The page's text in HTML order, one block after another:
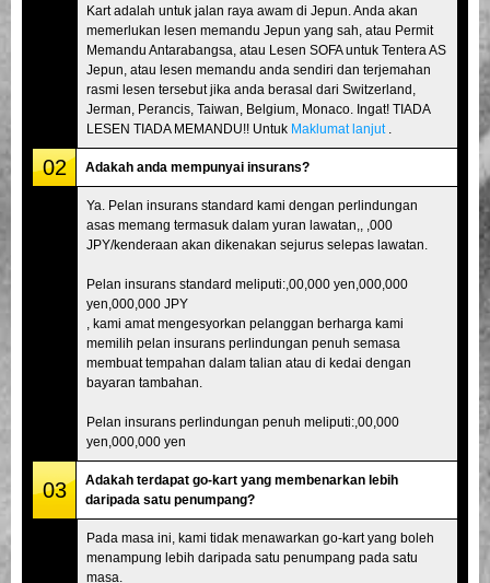
Okinawa
Kart adalah untuk jalan raya awam di Jepun. Anda akan
memerlukan lesen memandu Jepun yang sah, atau Permit
Memandu Antarabangsa, atau Lesen SOFA untuk Tentera AS
Jepun, atau lesen memandu anda sendiri dan terjemahan
rasmi lesen tersebut jika anda berasal dari Switzerland,
Jerman, Perancis, Taiwan, Belgium, Monaco. Ingat! TIADA
LESEN TIADA MEMANDU!! Untuk Maklumat lanjut.
02 Adakah anda mempunyai insurans?
Ya. Pelan insurans standard kami dengan perlindungan
asas memang termasuk dalam yuran lawatan,, ,000
JPY/kenderaan akan dikenakan sejurus selepas lawatan.
Pelan insurans standard meliputi:,00,000 yen,000,000
yen,000,000 JPY
, kami amat mengesyorkan pelanggan berharga kami
memilih pelan insurans perlindungan penuh semasa
membuat tempahan dalam talian atau di kedai dengan
bayaran tambahan.
Pelan insurans perlindungan penuh meliputi:,00,000
yen,000,000 yen
03
Adakah terdapat go-kart yang membenarkan lebih
daripada satu penumpang?
Pada masa ini, kami tidak menawarkan go-kart yang boleh
menampung lebih daripada satu penumpang pada satu
masa.